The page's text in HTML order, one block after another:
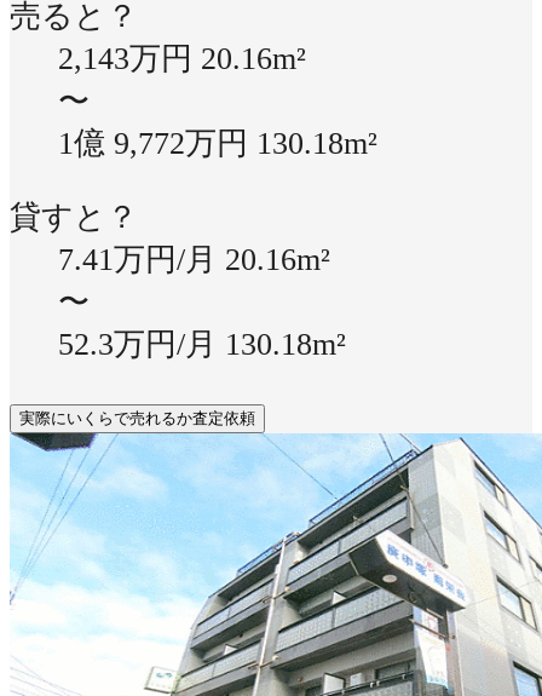
売ると？
2,143万円 20.16m²
〜
1億 9,772万円 130.18m²
貸すと？
7.41万円/月 20.16m²
〜
52.3万円/月 130.18m²
実際にいくらで売れるか査定依頼